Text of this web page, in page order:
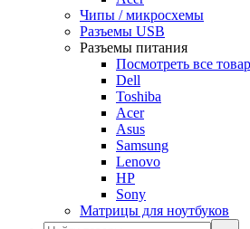
Чипы / микросхемы
Разъемы USB
Разъемы питания
Посмотреть все
Dell
Toshiba
Acer
Asus
Samsung
Lenovo
HP
Sony
Матрицы для ноутбуков